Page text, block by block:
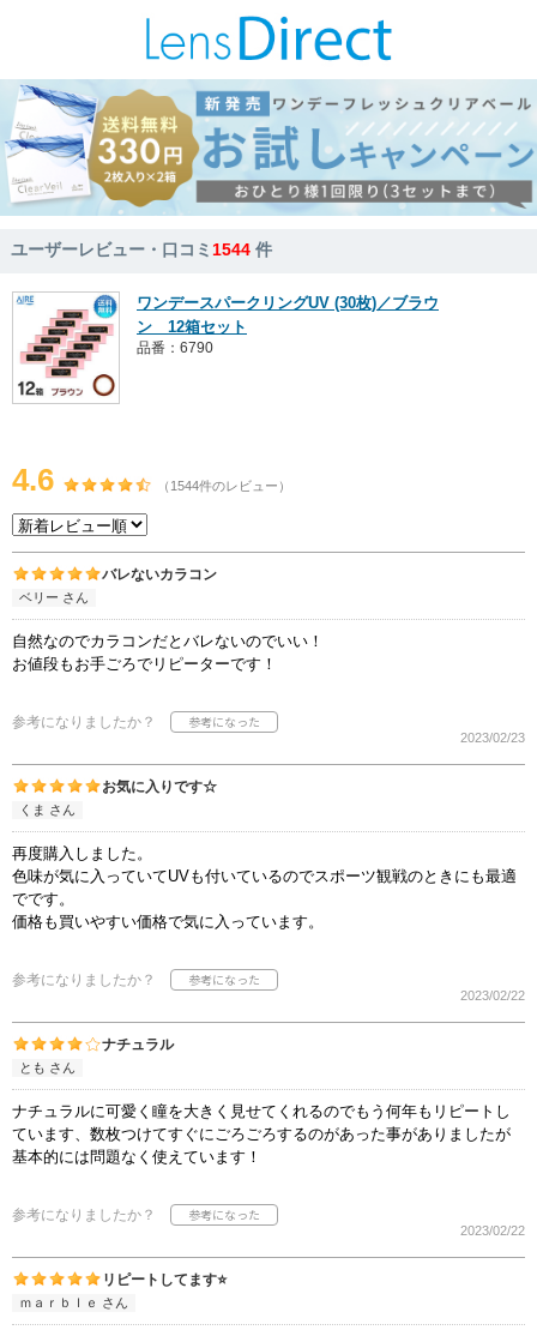
ユーザーレビュー・口コミ1544 件
ワンデースパークリングUV (30枚)／ブラウ
ン 12箱セット
品番：6790
4.6 （1544件のレビュー）
バレないカラコン
ベリー さん
自然なのでカラコンだとバレないのでいい！
お値段もお手ごろでリピーターです！
参考になりましたか？
2023/02/23
お気に入りです☆
くま さん
再度購入しました。
色味が気に入っていてUVも付いているのでスポーツ観戦のときにも最適
でです。
価格も買いやすい価格で気に入っています。
参考になりましたか？
2023/02/22
ナチュラル
とも さん
ナチュラルに可愛く瞳を大きく見せてくれるのでもう何年もリピートし
ています、数枚つけてすぐにごろごろするのがあった事がありましたが
基本的には問題なく使えています！
参考になりましたか？
2023/02/22
リピートしてます⭐️
ｍａｒｂｌｅ さん